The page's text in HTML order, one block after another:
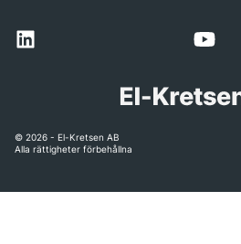
© 2026 - El-Kretsen AB
Alla rättigheter förbehållna